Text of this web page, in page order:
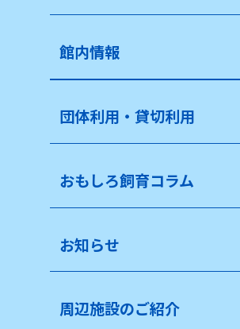
館内情報
団体利用・貸切利用
おもしろ飼育コラム
お知らせ
周辺施設のご紹介